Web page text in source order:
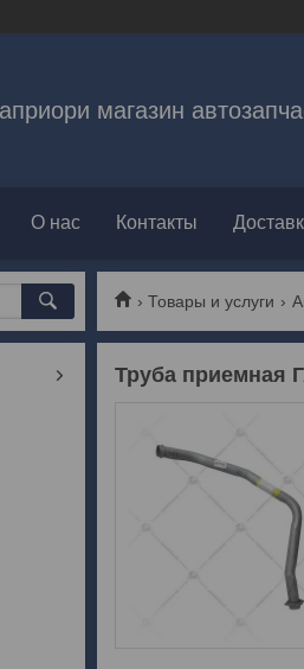
априори магазин
О нас Контакты
Товары и услуги
Труба приемная